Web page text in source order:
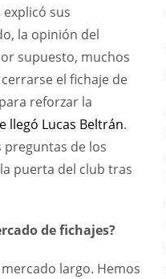
sus
la opinión del
supuesto, muchos
el fichaje de
reforzar la
llegó Lucas Beltrán.
preguntas de los
puerta del club tras
de fichajes?
largo. Hemos